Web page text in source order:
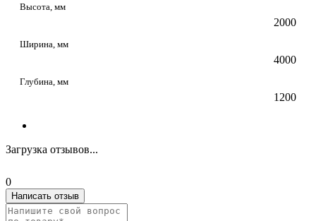
Высота, мм
2000
Ширина, мм
4000
Глубина, мм
1200
Загрузка отзывов...
0
Написать отзыв